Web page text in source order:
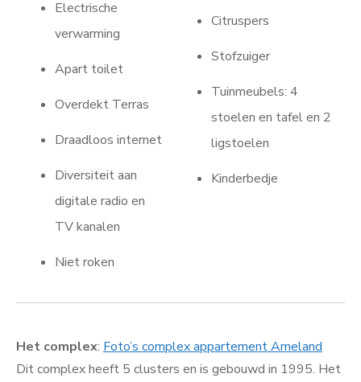
Electrische
verwarming
Apart toilet
Overdekt Terras
Draadloos internet
Diversiteit aan
digitale radio en
TV kanalen
Niet roken
Citruspers
Stofzuiger
Tuinmeubels: 4
stoelen en tafel en 2
ligstoelen
Kinderbedje
Het complex: Foto’s complex appartement Ameland
Dit complex heeft 5 clusters en is gebouwd in 1995. Het